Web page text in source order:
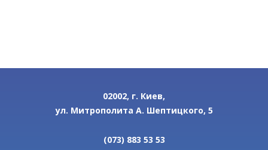
02002, г. Киев,
ул. Митрополита А. Шептицкого, 5
(073) 883 53 53